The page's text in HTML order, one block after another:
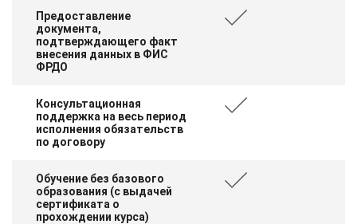
Предоставление
документа,
подтверждающего факт
внесения данных в ФИС
ФРДО
Консультационная
поддержка на весь период
исполнения обязательств
по договору
Обучение без базового
образования (с выдачей
сертификата о
прохождении курса)